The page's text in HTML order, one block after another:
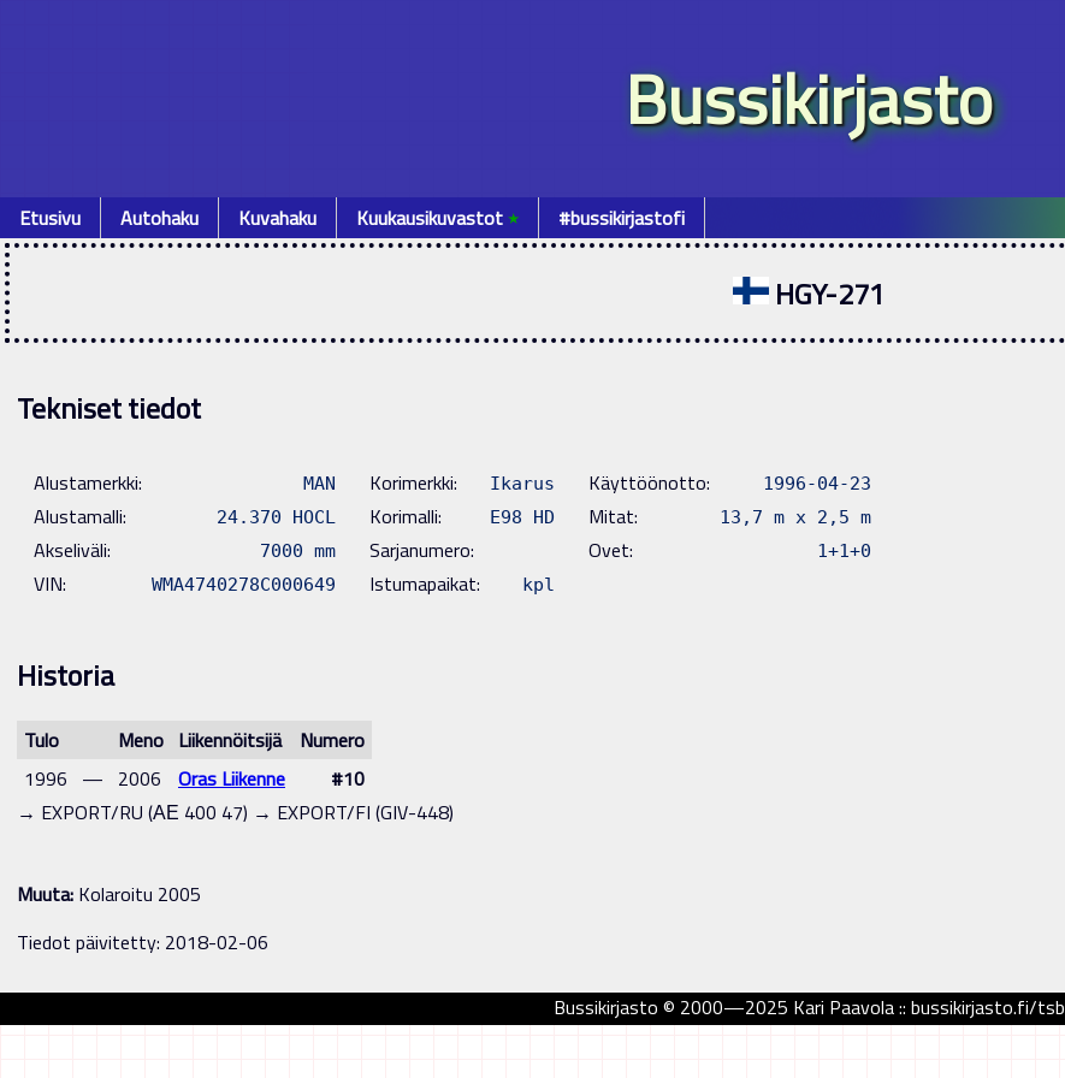
Bussikirjasto
Etusivu Autohaku Kuvahaku Kuukausikuvastot٭ #bussikirjastofi
HGY-271
Tekniset tiedot
Alustamerkki: MAN
Alustamalli: 24.370 HOCL
Akseliväli: 7000 mm
VIN: WMA4740278C000649
Korimerkki: Ikarus
Korimalli: E98 HD
Sarjanumero:
Istumapaikat:
kpl
Käyttöönotto: 1996-04-23
Mitat: 13,7 m x 2,5 m
Ovet: 1+1+0
Historia
Tulo Meno Liikennöitsijä
Numero
1996 — 2006 Oras Liikenne
#10
→ EXPORT/RU (АЕ 400 47) → EXPORT/FI (GIV-448)
Muuta: Kolaroitu 2005
Tiedot päivitetty: 2018-02-06
Bussikirjasto © 2000—2025 Kari Paavola :: bussikirjasto.fi/tsb